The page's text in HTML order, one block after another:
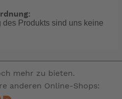
Produkts sind uns keine
mehr zu bieten.
anderen Online-Shops: